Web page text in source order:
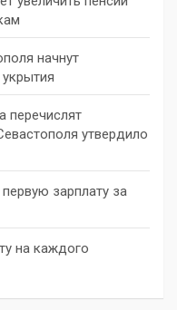
начнут
перечислят
утвердило
зарплату за
на каждого